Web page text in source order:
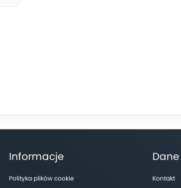
Informacje
Polityka plików cookie Kontakt